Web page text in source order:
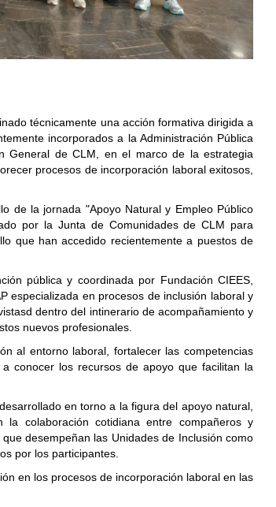
técnicamente una acción formativa dirigida a
incorporados a la Administración Pública
General de CLM, en el marco de la estrategia
procesos de incorporación laboral exitosos,
de la jornada "Apoyo Natural y Empleo Público
por la Junta de Comunidades de CLM para
que han accedido recientemente a puestos de
pública y coordinada por Fundación CIEES,
especializada en procesos de inclusión laboral y
dentro del intinerario de acompañamiento y
nuevos profesionales.
al entorno laboral, fortalecer las competencias
conocer los recursos de apoyo que facilitan la
en torno a la figura del apoyo natural,
la colaboración cotidiana entre compañeros y
desempeñan las Unidades de Inclusión como
por los participantes.
en los procesos de incorporación laboral en las